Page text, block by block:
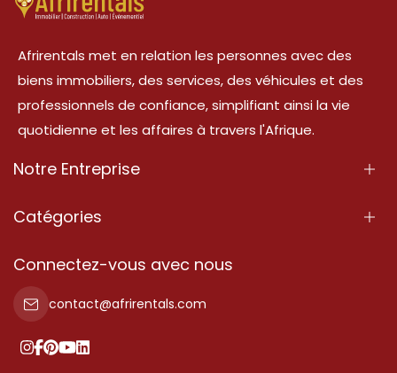
Afrirentals met en relation les personnes avec des
biens immobiliers, des services, des véhicules et des
professionnels de confiance, simplifiant ainsi la vie
quotidienne et les affaires à travers l'Afrique.
Notre Entreprise
À Propos
Conditions d'Utilisation
Politique de Confidentialité
Catégories
Propriété
Propriété à vendre
Propriété à louer
Ajoutez votre témoignage
Connectez-vous avec nous
contact@afrirentals.com